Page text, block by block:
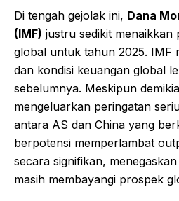
Di tengah gejolak ini, Dana
(IMF) justru sedikit
global untuk tahun 2025. IMF
dan kondisi keuangan global
sebelumnya. Meskipun
mengeluarkan peringatan
antara AS dan China yang
berpotensi memperlambat
secara signifikan,
masih membayangi prospek